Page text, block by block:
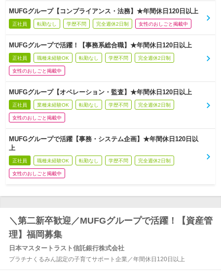
MUFGグループ【コンプライアンス・法務】★年間休日120日以上
正社員 転勤なし 学歴不問 完全週休2日制 女性のおしごと掲載中
MUFGグループで活躍！【事務系総合職】★年間休日120日以上
正社員 職種未経験OK 転勤なし 学歴不問 完全週休2日制
女性のおしごと掲載中
MUFGグループ【オペレーション・監査】★年間休日120日以上
正社員 業種未経験OK 転勤なし 学歴不問 完全週休2日制
女性のおしごと掲載中
MUFGグループで活躍【事務・システム企画】★年間休日120日以
上
正社員 職種未経験OK 転勤なし 学歴不問 完全週休2日制
女性のおしごと掲載中
＼第二新卒歓迎／MUFGグループで活躍！【資産管
理】福岡募集
日本マスタートラスト信託銀行株式会社
プラチナくるみん認定の子育てサポート企業／年間休日120日以上